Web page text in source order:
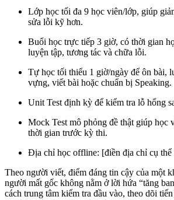
Lớp học tối đa 9 học viên/lớp, giúp
sửa lỗi kỹ hơn.
Buổi học trực tiếp 3 giờ, có thời gian
luyện tập, tương tác và chữa lỗi.
Tự học tối thiểu 1 giờ/ngày để ôn bài,
vựng, viết bài hoặc chuẩn bị Speaking.
Unit Test định kỳ để kiểm tra lỗ hổng
Mock Test mô phỏng đề thật giúp học
thời gian trước kỳ thi.
Địa chỉ học offline: [điền địa chỉ cụ thể
Theo người viết, điểm đáng tin cậy của một
người mất gốc không nằm ở lời hứa “tăng
cách trung tâm kiểm tra đầu vào, theo dõi